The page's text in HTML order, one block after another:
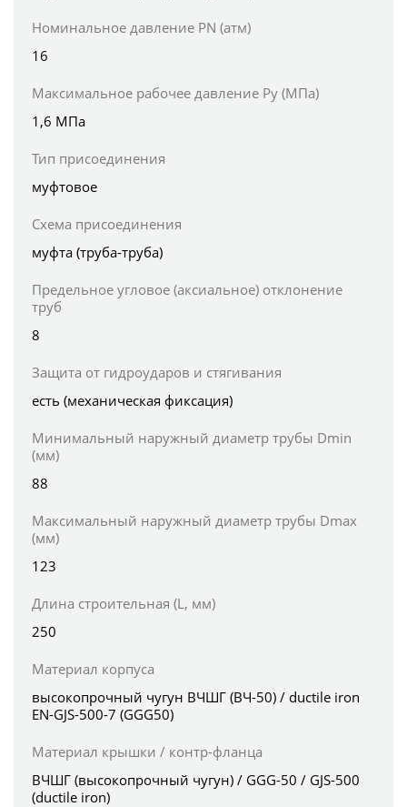
Номинальное давление PN (атм)
16
Максимальное рабочее давление Ру (МПа)
1,6 МПа
Тип присоединения
муфтовое
Схема присоединения
муфта (труба-труба)
Предельное угловое (аксиальное) отклонение
труб
8
Защита от гидроударов и стягивания
есть (механическая фиксация)
Минимальный наружный диаметр трубы Dmin
(мм)
88
Максимальный наружный диаметр трубы Dmax
(мм)
123
Длина строительная (L, мм)
250
Материал корпуса
высокопрочный чугун ВЧШГ (ВЧ-50) / ductile iron
EN-GJS-500-7 (GGG50)
Материал крышки / контр-фланца
ВЧШГ (высокопрочный чугун) / GGG-50 / GJS-500
(ductile iron)